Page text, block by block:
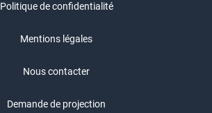
Politique de confidentialité
Mentions légales
Nous contacter
Demande de projection